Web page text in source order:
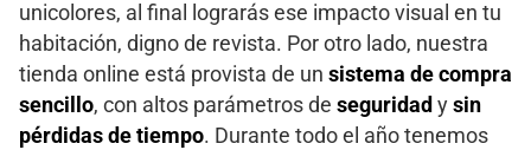
unicolores, al final lograrás ese impacto visual en tu
habitación, digno de revista. Por otro lado, nuestra
tienda online está provista de un sistema de compra
sencillo, con altos parámetros de seguridad y sin
pérdidas de tiempo. Durante todo el año tenemos